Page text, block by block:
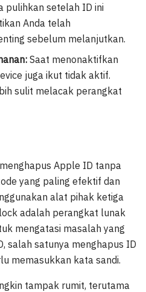
pulihkan setelah ID ini
Anda telah
sebelum melanjutkan.
Saat menonaktifkan
juga ikut tidak aktif.
sulit melacak perangkat
Apple ID tanpa
yang paling efektif dan
alat pihak ketiga
adalah perangkat lunak
mengatasi masalah yang
salah satunya menghapus ID
memasukkan kata sandi.
tampak rumit, terutama